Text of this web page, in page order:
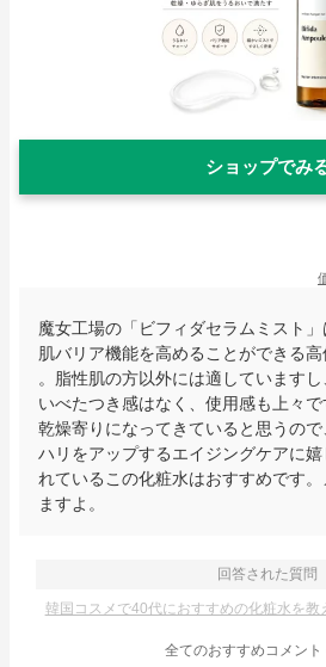
ショップでみ
魔女工場の「ビフィダセラムミスト」
肌バリア機能を高めることができる
。脂性肌の方以外には適しています
いべたつき感はなく、使用感も上々
乾燥寄りになってきていると思うの
ハリをアップするエイジングケアに
れているこの化粧水はおすすめです
ますよ。
回答された質問
韓国コスメで40代におすすめの化粧水を教
全てのおすすめコメント